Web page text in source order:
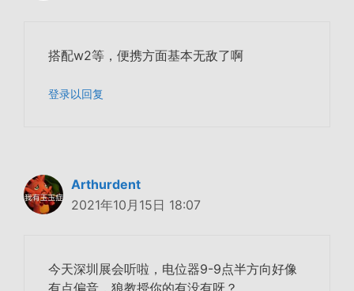
搭配w2等，便携方面基本无敌了啊
登录以回复
Arthurdent
2021年10月15日 18:07
今天深圳展会听啦，电位器9-9点半方向好像
有点偏音，狼教授你的有没有呀？